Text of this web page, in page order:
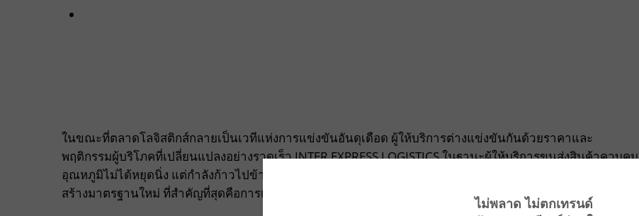
ในขณะที่ตลาดโลจิสติกส์กลายเป็นเวทีแห่งการแข่งขันอันดุเดือด ผู้ให้บริการต่างแข่งขันกันด้วยราคาและ
พฤติกรรมผู้บริโภคที่เปลี่ยนแปลงอย่างรวดเร็ว INTER EXPRESS LOGISTICS ในฐานะผู้ให้บริการขนส่งสินค้าควบคุม
อุณหภูมิไม่ได้หยุดนิ่ง แต่กำลังก้าวไปข้างหน้าด้วยวิสัยทัศน์ของผู้บริหารรุ่นใหม่ ที่มุ่งมั่นยกระดับอุตสาหกรรมและ
สร้างมาตรฐานใหม่ ที่สำคัญที่สุดคือการเป็น “พันธมิตร” ที่พร้อมเติบโตเคียงข้างลูกค้าในทุกกลุ่มธุรกิจ